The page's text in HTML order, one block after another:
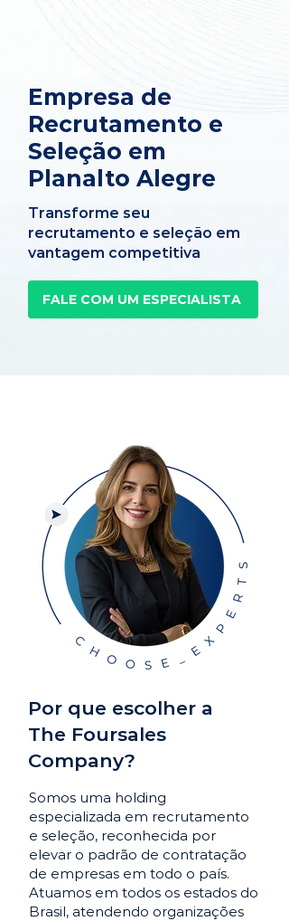
Empresa de
Recrutamento e
Seleção em
Planalto Alegre
Transforme seu
recrutamento e seleção em
vantagem competitiva
FALE COM UM ESPECIALISTA
Por que escolher a
The Foursales
Company?
Somos uma holding
especializada em recrutamento
e seleção, reconhecida por
elevar o padrão de contratação
de empresas em todo o país.
Atuamos em todos os estados do
Brasil, atendendo organizações